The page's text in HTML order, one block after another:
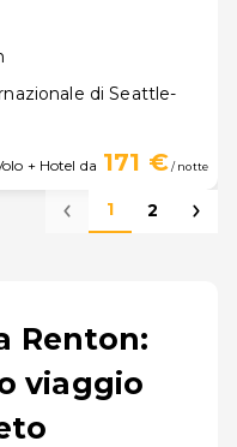
di Seattle-
+ Hotel da 171 €/ notte
1 2
Renton:
viaggio